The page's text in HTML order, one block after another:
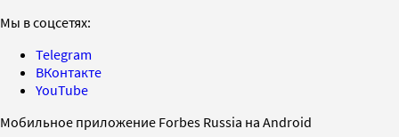
Мы в соцсетях:
Telegram
ВКонтакте
YouTube
Мобильное приложение Forbes Russia на Android